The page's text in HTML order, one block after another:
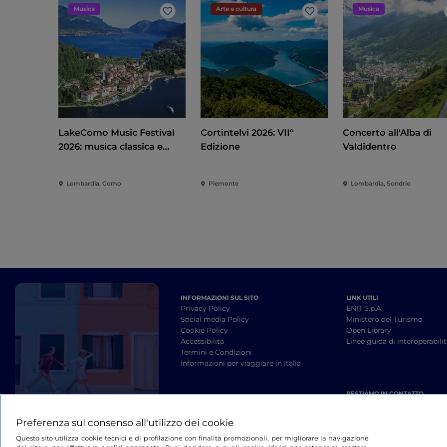
Musica
Like
LakeComo Music Festival
2026: musica classica e
Lombardia, Como
Arte e cultura
Like
Cortintelvi 2026: VII°
Edizione
Piemonte
Musica
Concerto all'Alba di
Valdidentro
Lombardia, Sondrio
INFORMAZIONI SUL SITO
Privacy Policy
Social media Policy
Cookie Policy
Accessibilità
Termini e Condizioni
Informazioni per viaggiare in Italia
LINK UTILI
ENIT S.p.A.
Ministero del Turismo
Open Library
Linee guida di
RESTIAMO IN CONTATTO
Preferenza sul consenso all'utilizzo dei cookie
Questo sito utilizza cookie tecnici e di profilazione con finalità promozionali, per migliorare la navigazione